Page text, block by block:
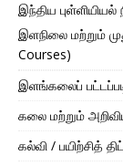
இந்திய
இளநிலை மற்றும்
Courses)
இளங்கலைப்
கலை மற்றும்
கல்வி / பயிற்சித்